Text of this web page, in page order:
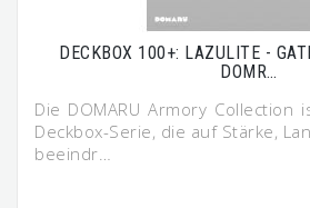
DECKBOX 100+: LAZULITE -
DOMR…
Die DOMARU Armory
Deckbox-Serie, die auf Stärke,
beeindr…